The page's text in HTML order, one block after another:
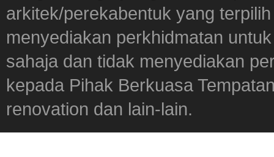
arkitek/perekabentuk yang
menyediakan perkhidmatan
sahaja dan tidak menyediakan
kepada Pihak Berkuasa
renovation dan lain-lain.